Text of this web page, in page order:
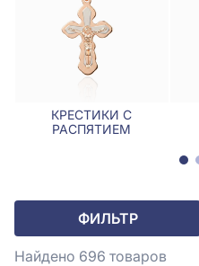
КРЕСТИКИ С
РАСПЯТИЕМ
ФИЛЬТР
Найдено 696 товаров